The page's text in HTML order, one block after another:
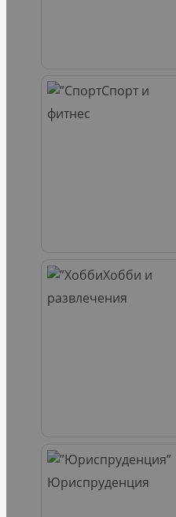
Спорт и
фитнес
Хобби и
развлечения
Юриспруденция